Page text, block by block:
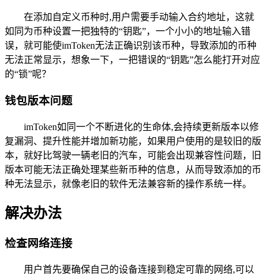
在添加自定义币种时,用户需要手动输入合约地址，这就
如同为币种设置一把独特的“钥匙”，一个小小的地址输入错
误，就可能使imToken无法正确识别该币种，导致添加的币种
无法正常显示，想象一下，一把错误的“钥匙”怎么能打开对应
的“锁”呢？
钱包版本问题
imToken如同一个不断进化的生命体,会持续更新版本以修
复漏洞、提升性能并增加新功能，如果用户使用的是较旧的版
本，就好比驾驶一辆老旧的汽车，可能会出现兼容性问题，旧
版本可能无法正确处理某些新币种的信息，从而导致添加的币
种无法显示，就像老旧的软件无法兼容新的操作系统一样。
解决办法
检查网络连接
用户首先要确保自己的设备连接到稳定可靠的网络,可以